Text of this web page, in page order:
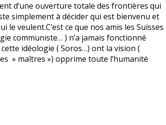
d’une ouverture totale des frontières qui
simplement à décider qui est bienvenu et
le veulent.C’est ce que nos amis les Suisses
communiste… ) n’a jamais fonctionné
idéologie ( Soros…) ont la vision (
» maîtres ») opprime toute l’humanité